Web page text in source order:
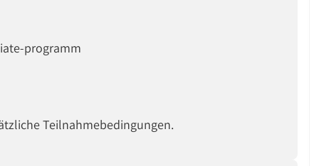
programm
Teilnahmebedingungen.